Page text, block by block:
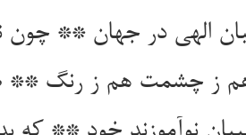
الهی در جهان ** چون
ز چشمت هم ز رنگ **